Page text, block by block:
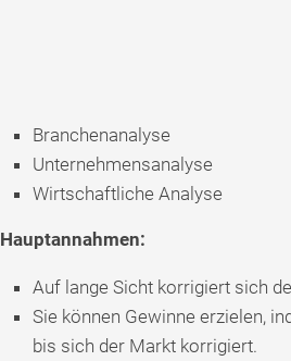
Branchenanalyse
Unternehmensanalyse
Wirtschaftliche Analyse
Hauptannahmen:
Auf lange Sicht korrigiert sich
Sie können Gewinne erzielen,
bis sich der Markt korrigiert.